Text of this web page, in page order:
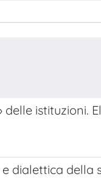
istituzioni.
dialettica della